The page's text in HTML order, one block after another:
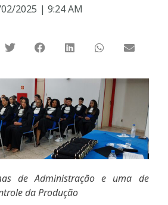
2025 | 9:24 AM
de Administração e uma de
da Produção